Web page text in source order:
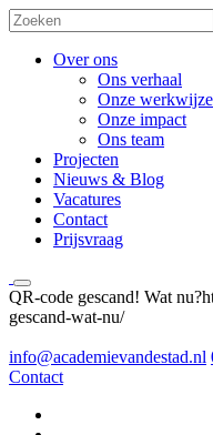
Over ons
Ons verhaal
Onze werkwijze
Onze impact
Ons team
Projecten
Nieuws & Blog
Vacatures
Contact
Prijsvraag
QR-code gescand! Wat
gescand-wat-nu/
info@academievandestad.nl
Contact